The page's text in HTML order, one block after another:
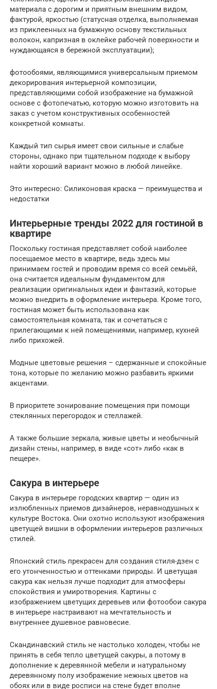
материала с дорогим и приятным внешним видом,
фактурой, яркостью (статусная отделка, выполняемая
из приклеенных на бумажную основу текстильных
волокон, капризная в оклейке рабочей поверхности и
нуждающаяся в бережной эксплуатации);
фотообоями, являющимися универсальным приемом
декорирования интерьерной композиции,
представляющими собой изображение на бумажной
основе с фотопечатью, которую можно изготовить на
заказ с учетом конструктивных особенностей
конкретной комнаты.
Каждый тип сырья имеет свои сильные и слабые
стороны, однако при тщательном подходе к выбору
найти хороший вариант можно в любой линейке.
Это интересно: Силиконовая краска — преимущества и
недостатки
Интерьерные тренды 2022 для гостиной в
квартире
Поскольку гостиная представляет собой наиболее
посещаемое место в квартире, ведь здесь мы
принимаем гостей и проводим время со всей семьёй,
она считается идеальным фундаментом для
реализации оригинальных идеи и фантазий, которые
можно внедрить в оформление интерьера. Кроме того,
гостиная может быть использована как
самостоятельная комната, так и сочетаться с
прилегающими к ней помещениями, например, кухней
либо прихожей.
Модные цветовые решения – сдержанные и спокойные
тона, которые по желанию можно разбавить яркими
акцентами.
В приоритете зонирование помещения при помощи
стеклянных перегородок и стеллажей.
А также большие зеркала, живые цветы и необычный
дизайн стены, например, в виде «сот» либо «как в
пещере».
Сакура в интерьере
Сакура в интерьере городских квартир — один из
излюбленных приемов дизайнеров, неравнодушных к
культуре Востока. Они охотно используют изображения
цветущей вишни в оформлении интерьеров различных
стилей.
Японский стиль прекрасен для создания стиля-дзен с
его утонченностью и оттенками природы. И цветущая
сакура как нельзя лучше подходит для атмосферы
спокойствия и умиротворения. Картины с
изображением цветущих деревьев или фотообои сакура
в интерьере настраивают на мечтательность и
внутреннее душевное равновесие.
Скандинавский стиль не настолько холоден, чтобы не
принять в себя тепло цветущей сакуры, а потому в
дополнение к деревянной мебели и натуральному
деревянному полу изображение нежных цветов на
обоях или в виде росписи на стене будет вполне